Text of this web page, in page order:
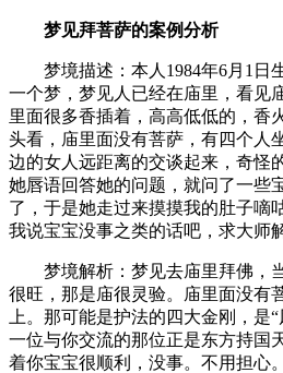
梦见拜菩萨的案例分析
梦境描述：本人1984年6月1日
一个梦，梦见人已经在庙里，看见
里面很多香插着，高高低低的，香
头看，庙里面没有菩萨，有四个人
边的女人远距离的交谈起来，奇怪
她唇语回答她的问题，就问了一些
了，于是她走过来摸摸我的肚子嘀
我说宝宝没事之类的话吧，求大师
梦境解析：梦见去庙里拜佛，
很旺，那是庙很灵验。庙里面没有
上。那可能是护法的四大金刚，是
一位与你交流的那位正是东方持国
着你宝宝很顺利，没事。不用担心。